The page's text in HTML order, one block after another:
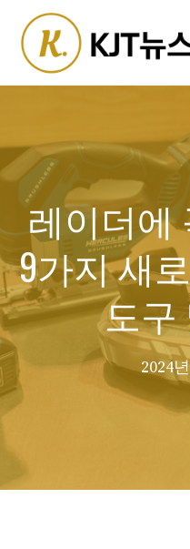
content
레이더에
9가지 새
도구
2024